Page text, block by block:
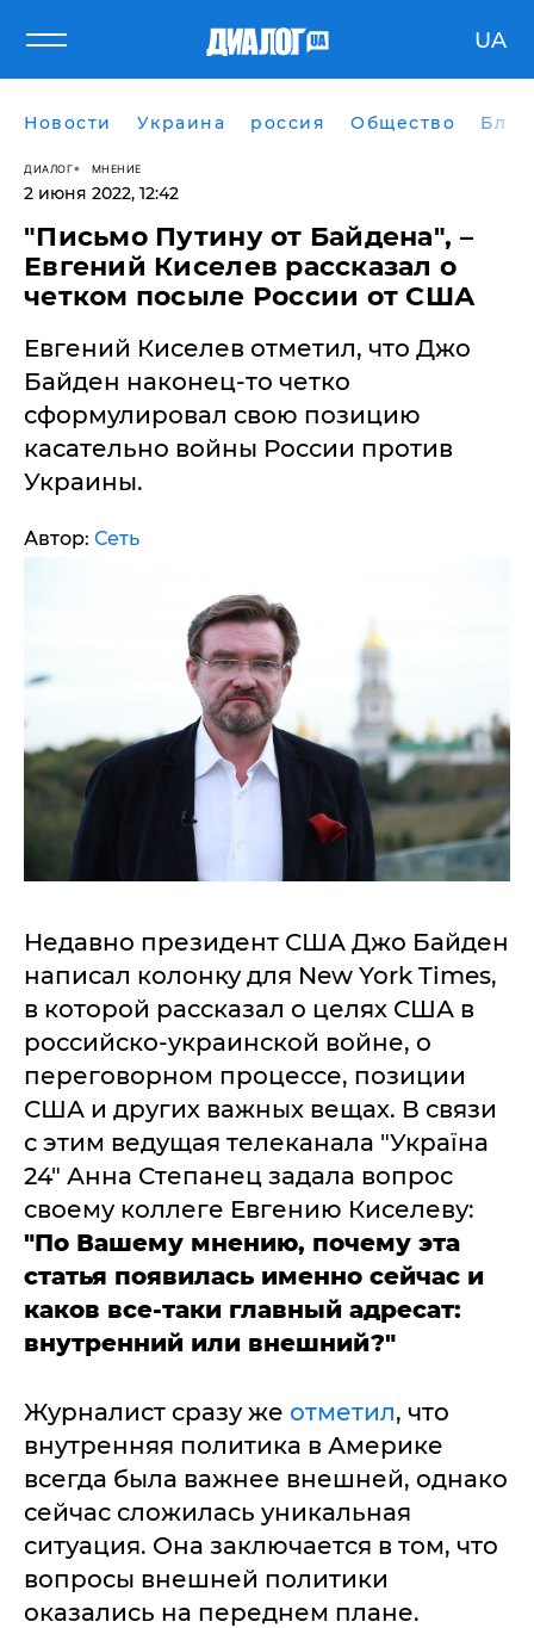
UA
Новости Украина россия Общество
ДИАЛОГ МНЕНИЕ
2 июня 2022, 12:42
"Письмо Путину от Байдена", –
Евгений Киселев рассказал о
четком посыле России от США
Евгений Киселев отметил, что Джо
Байден наконец-то четко
сформулировал свою позицию
касательно войны России против
Украины.
Автор: Сеть
Недавно президент США Джо Байден
написал колонку для New York Times,
в которой рассказал о целях США в
российско-украинской войне, о
переговорном процессе, позиции
США и других важных вещах. В связи
с этим ведущая телеканала "Україна
24" Анна Степанец задала вопрос
своему коллеге Евгению Киселеву:
"По Вашему мнению, почему эта
статья появилась именно сейчас и
каков все-таки главный адресат:
внутренний или внешний?"
Журналист сразу же отметил, что
внутренняя политика в Америке
всегда была важнее внешней, однако
сейчас сложилась уникальная
ситуация. Она заключается в том, что
вопросы внешней политики
оказались на переднем плане.